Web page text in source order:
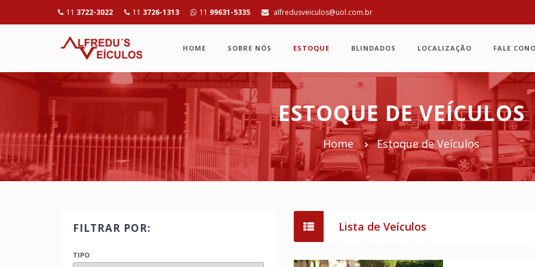
11 3722-3022 11 3726-1313 11 99631-5335 alfredusveiculos@uol.com.br
HOME SOBRE NÓS ESTOQUE BLINDADOS LOCALIZAÇÃO FALE
ESTOQUE DE VEÍCULOS
Home Estoque de Veículos
Lista de Veículos
FILTRAR POR:
TIPO